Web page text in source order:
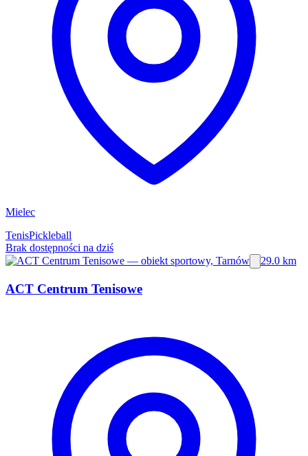
Mielec
TenisPickleball
Brak dostępności na dziś
29.0 km
ACT Centrum Tenisowe